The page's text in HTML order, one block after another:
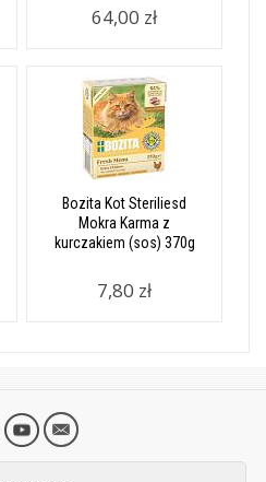
64,00 zł
Bozita Kot Steriliesd
Mokra Karma z
kurczakiem (sos) 370g
7,80 zł